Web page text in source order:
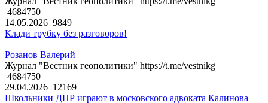
4684750
14.05.2026 9849
Клади трубку без разговоров!
Розанов Валерий
Журнал "Вестник геополитики" https://t.me/vestnikg
4684750
29.04.2026 12169
Школьники ДНР играют в московского адвоката Калинова